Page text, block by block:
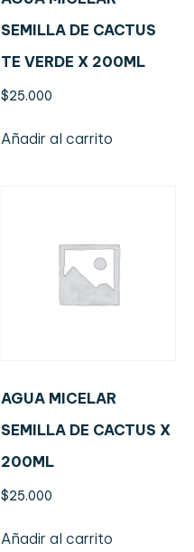
SEMILLA DE CACTUS
TE VERDE X 200ML
$25.000
Añadir al carrito
AGUA MICELAR
SEMILLA DE CACTUS X
200ML
$25.000
Añadir al carrito